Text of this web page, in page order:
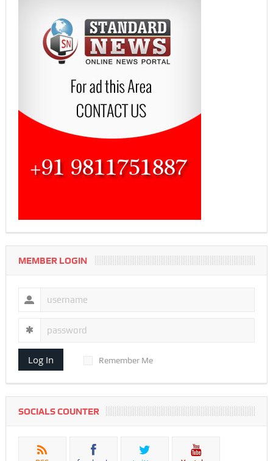
MEMBER LOGIN
Log In Remember Me
SOCIALS COUNTER